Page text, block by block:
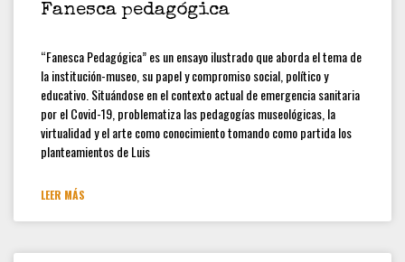
Fanesca pedagógica
“Fanesca Pedagógica” es un ensayo ilustrado que aborda el tema de
la institución-museo, su papel y compromiso social, político y
educativo. Situándose en el contexto actual de emergencia sanitaria
por el Covid-19, problematiza las pedagogías museológicas, la
virtualidad y el arte como conocimiento tomando como partida los
planteamientos de Luis
LEER MÁS